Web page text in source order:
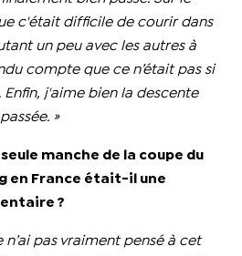
c'était difficile de courir dans
un peu avec les autres à
compte que ce n’était pas si
j'aime bien la descente
»
manche de la coupe du
en France était-il une
?
n’ai pas vraiment pensé à cet